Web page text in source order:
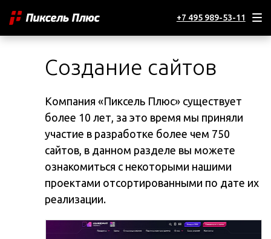
+7 495 989-53-11
Создание сайтов
Компания «Пиксель Плюс» существует
более 10 лет, за это время мы приняли
участие в разработке более чем 750
сайтов, в данном разделе вы можете
ознакомиться с некоторыми нашими
проектами отсортированными по дате их
реализации.